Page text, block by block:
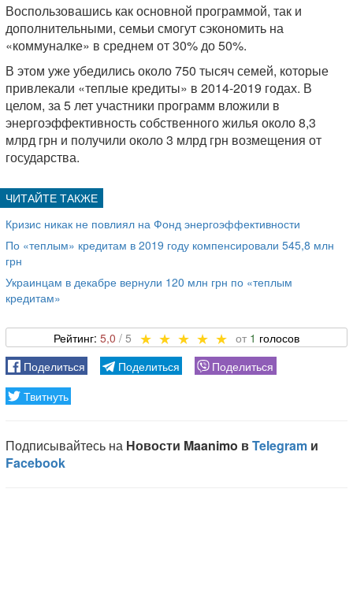
Воспользовашись как основной программой, так и
дополнительными, семьи смогут сэкономить на
«коммуналке» в среднем от 30% до 50%.
В этом уже убедились около 750 тысяч семей, которые
привлекали «теплые кредиты» в 2014-2019 годах. В
целом, за 5 лет участники программ вложили в
энергоэффективность собственного жилья около 8,3
млрд грн и получили около 3 млрд грн возмещения от
государства.
Кризис никак не повлиял на Фонд энергоэффективности
По «теплым» кредитам в 2019 году компенсировали 545,8 млн
грн
Украинцам в декабре вернули 120 млн грн по «теплым
кредитам»
5,0 1